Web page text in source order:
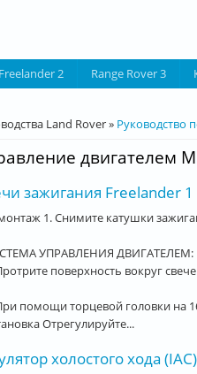
Freelander 2 Range Rover 3
Land Rover» Руководство
двигателем
зажигания Freelander 1
1. Снимите катушки
УПРАВЛЕНИЯ ДВИГАТЕЛЕМ:
поверхность вокруг
помощи торцевой головки на
Отрегулируйте...
холостого хода